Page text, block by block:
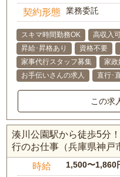
契約形態 業務委託
スキマ時間勤務OK 高収入
昇給･昇格あり
資格不要
家事代行スタッフ募集
家政
お手伝いさんの求人
直行･
この求
湊川公園駅から徒歩5分
行のお仕事（兵庫県神戸
時給 1,500〜1,860